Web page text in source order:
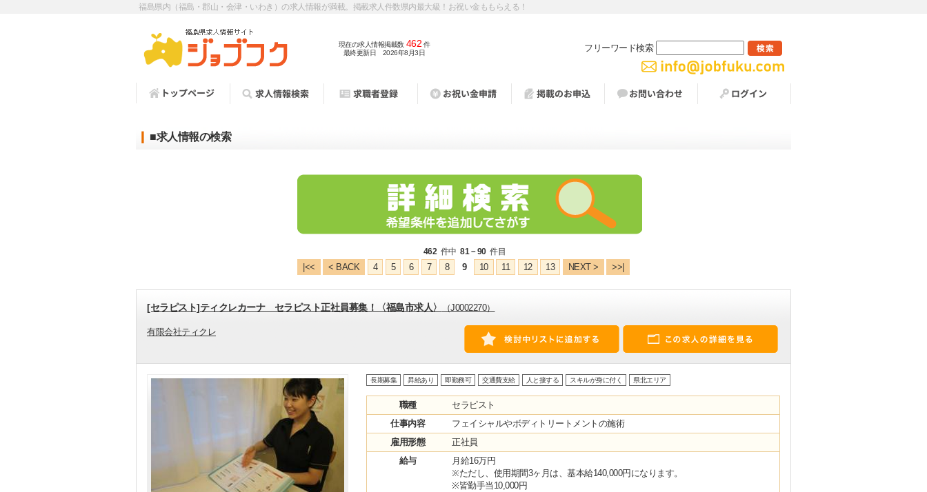
福島県内（福島・郡山・会津・いわき）の求人情報が満載。掲載求人件数県内最大級！お祝い金ももらえる！
現在の求人情報掲載数 462 件
最終更新日 2026年8月3日
フリーワード検索
■求人情報の検索
462 件中 81－90 件目
|<< < BACK 4 5 6 7 8 9 10 11 12 13 NEXT > >>|
[セラピスト]ティクレカーナ セラピスト正社員募集！〈福島市求人〉 （J0002270）
有限会社ティクレ
長期募集 昇給あり 即勤務可 交通費支給 人と接する スキルが身に付く 県北エリア
職種
セラピスト
仕事内容
フェイシャルやボディトリートメントの施術
雇用形態
正社員
給与
月給16万円
※ただし、使用期間3ヶ月は、基本給140,000円になります。
※皆勤手当10,000円